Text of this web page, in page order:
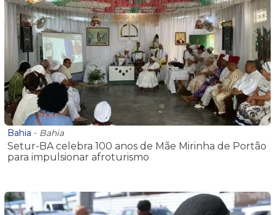
Bahia - Bahia
Setur-BA celebra 100 anos de Mãe Mirinha de Portão
para impulsionar afroturismo